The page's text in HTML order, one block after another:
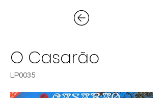
O Casarão
LP0035